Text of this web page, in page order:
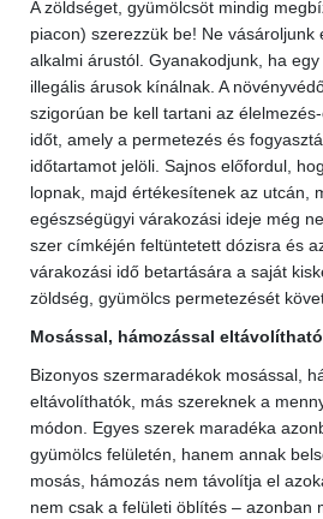
A zöldséget, gyümölcsöt mindig
piacon) szerezzük be! Ne vásároljunk
alkalmi árustól. Gyanakodjunk, ha
illegális árusok kínálnak. A
szigorúan be kell tartani az
időt, amely a permetezés és
időtartamot jelöli. Sajnos előfordul,
lopnak, majd értékesítenek az utcán,
egészségügyi várakozási ideje még
szer címkéjén feltüntetett dózisra és
várakozási idő betartására a saját
zöldség, gyümölcs permetezését
Mosással, hámozással
Bizonyos szermaradékok mosással,
eltávolíthatók, más szereknek a
módon. Egyes szerek maradéka
gyümölcs felületén, hanem annak
mosás, hámozás nem távolítja el
nem csak a felületi öblítés – azonban